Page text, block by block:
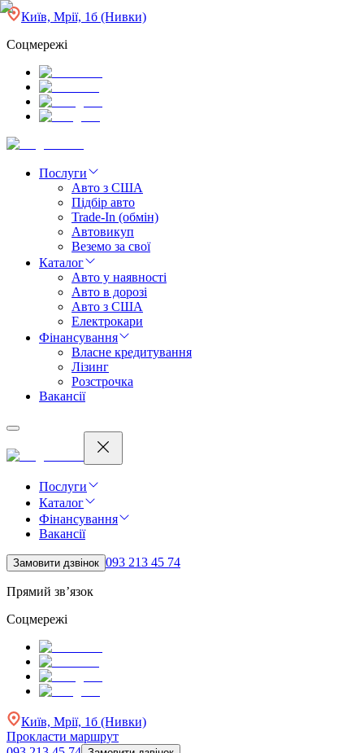
Київ, Мрії, 1б (Нивки)
Соцмережі
Послуги
Авто з США
Підбір авто
Trade-In (обмін)
Автовикуп
Веземо за свої
Каталог
Авто у наявності
Авто в дорозі
Авто з США
Електрокари
Фінансування
Власне кредитування
Лізинг
Розстрочка
Вакансії
Послуги
Каталог
Фінансування
Вакансії
Замовити дзвінок 093 213 45 74
Прямий зв’язок
Соцмережі
Київ, Мрії, 1б (Нивки)
Прокласти маршрут